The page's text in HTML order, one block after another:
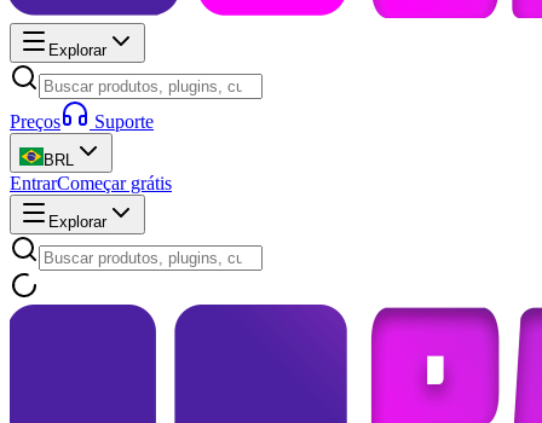
Explorar
Preços Suporte
BRL
EntrarComeçar grátis
Explorar